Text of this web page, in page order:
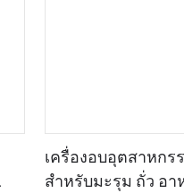
เครื่องอบอุตสาหกร
สำหรับมะรุม ถั่ว อา